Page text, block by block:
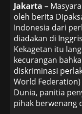
Jakarta –
oleh berita
Indonesia dari
diadakan di
Kekagetan itu
kecurangan
diskriminasi
World
Dunia, panitia
pihak berwenang